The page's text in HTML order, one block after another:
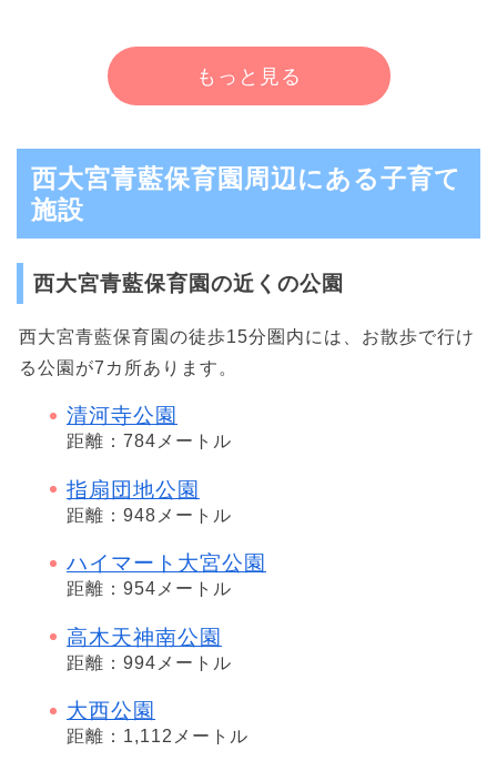
もっと見る
西大宮青藍保育園周辺にある子育て
施設
西大宮青藍保育園の近くの公園
西大宮青藍保育園の徒歩15分圏内には、お散歩で行け
る公園が7カ所あります。
清河寺公園
距離：784メートル
指扇団地公園
距離：948メートル
ハイマート大宮公園
距離：954メートル
高木天神南公園
距離：994メートル
大西公園
距離：1,112メートル